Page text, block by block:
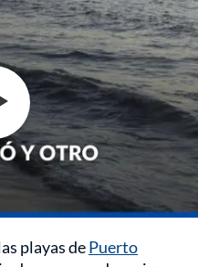
playas dePuerto